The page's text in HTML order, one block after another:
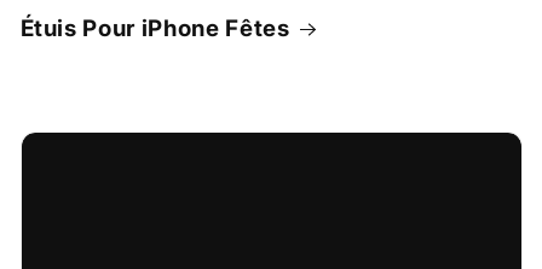
Étuis Pour iPhone Fêtes